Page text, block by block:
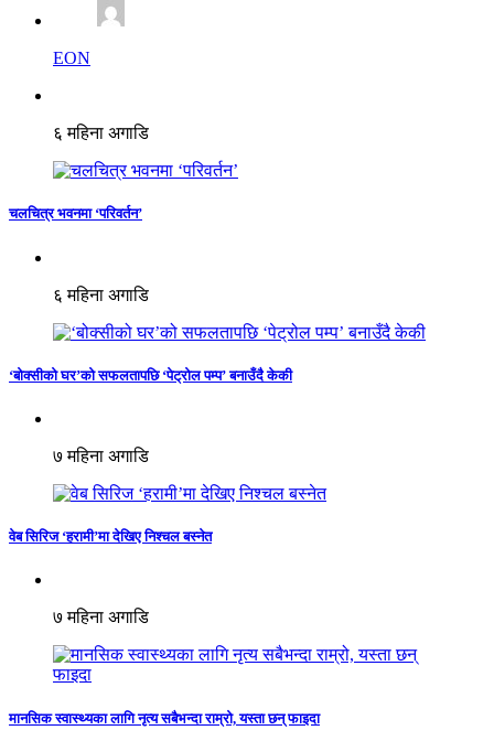
EON
६ महिना अगाडि
चलचित्र भवनमा ‘परिवर्तन’
६ महिना अगाडि
‘बोक्सीको घर’को सफलतापछि ‘पेट्रोल पम्प’ बनाउँदै केकी
७ महिना अगाडि
वेब सिरिज ‘हरामी’मा देखिए निश्चल बस्नेत
७ महिना अगाडि
मानसिक स्वास्थ्यका लागि नृत्य सबैभन्दा राम्रो, यस्ता छन् फाइदा